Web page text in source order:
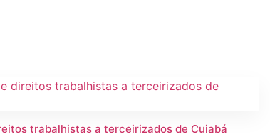
trabalhistas a terceirizados de Cuiabá